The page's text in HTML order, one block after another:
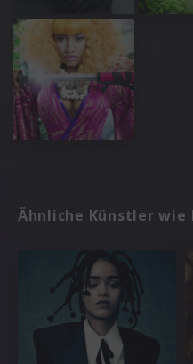
Ähnliche Künstler wie